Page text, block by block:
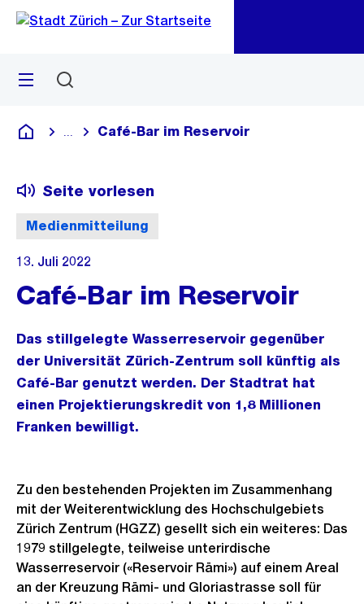
Navigation
Sprunglink
Menü
Deutsch
Blende alle Breadcrumbs ein
Café-Bar im Reservoir
Medienmitteilung
Seite vorlesen
13. Juli 2022
Café-Bar im Reservoir
Das stillgelegte Wasserreservoir gegenüber
der Universität Zürich-Zentrum soll künftig als
Café-Bar genutzt werden. Der Stadtrat hat
einen Projektierungskredit von 1,8 Millionen
Franken bewilligt.
Zu den bestehenden Projekten im Zusammenhang
mit der Weiterentwicklung des Hochschulgebiets
Zürich Zentrum (HGZZ) gesellt sich ein weiteres: Das
1979 stillgelegte, teilweise unterirdische
Wasserreservoir («Reservoir Rämi») auf einem Areal
an der Kreuzung Rämi- und Gloriastrasse soll für